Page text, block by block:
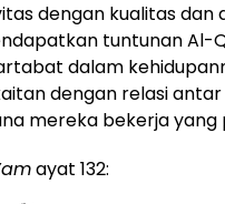
dengan kualitas dan
tuntunan Al-
dalam
dengan relasi
mereka bekerja yang
ayat 132: